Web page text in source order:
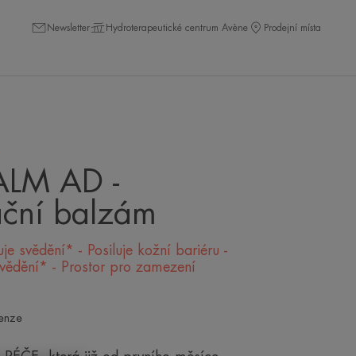
Newsletter Hydroterapeutické centrum Avène Prodejní místa
AD -
balzám
svědění* - Posiluje kožní bariéru -
- Prostor pro zamezení